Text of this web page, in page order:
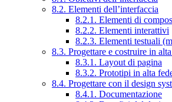
8.2. Elementi dell’interfaccia
8.2.1. Elementi di
8.2.2. Elementi interattivi
8.2.3. Elementi testuali
8.3. Progettare e costruire in
8.3.1. Layout di pagina
8.3.2. Prototipi in alta
8.4. Progettare con il design
8.4.1. Documentazione